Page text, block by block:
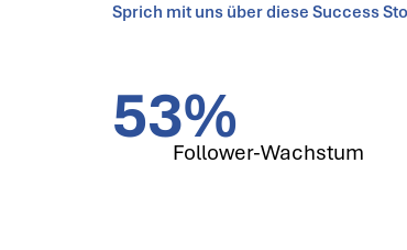
Sprich mit uns über diese Success
53%
Follower-Wachstum